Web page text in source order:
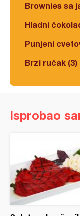
Brownies sa
Hladni
Punjeni
Brzi ručak (3)
Isprobao